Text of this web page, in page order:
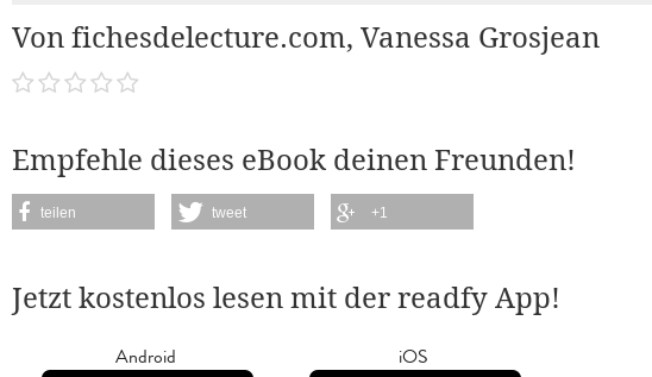
Von fichesdelecture.com, Vanessa Grosjean
Empfehle dieses eBook deinen Freunden!
teilen tweet +1
Jetzt kostenlos lesen mit der readfy App!
Android iOS